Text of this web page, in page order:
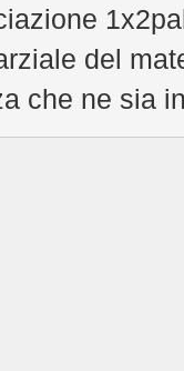
del
che ne sia